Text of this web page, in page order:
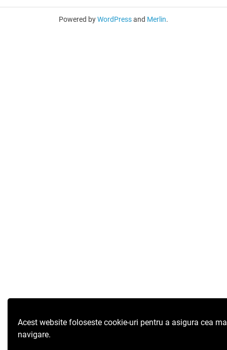
Acest website foloseste cookie-uri pentru a asigura cea
navigare.
Powered byWordPressand Merlin.